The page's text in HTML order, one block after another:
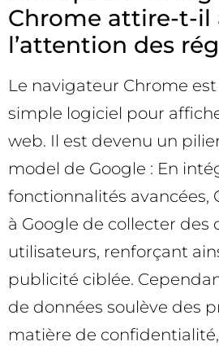
Chrome attire-t-il
l’attention des
Le navigateur Chrome
simple logiciel pour
web. Il est devenu un
model de Google : En
fonctionnalités avancées,
à Google de collecter des
utilisateurs, renforçant
publicité ciblée.
de données soulève des
matière de